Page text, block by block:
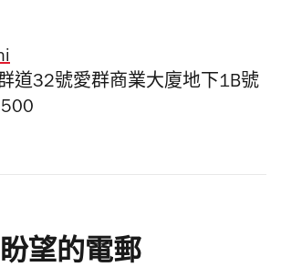
道32號愛群商業大廈地下1B號
望的電郵